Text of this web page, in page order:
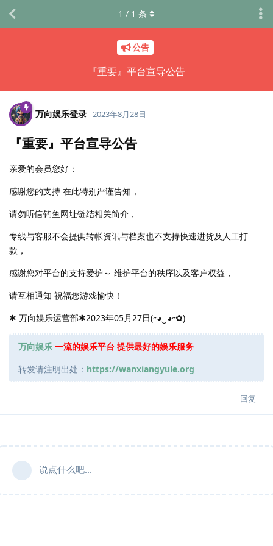
公告
『重要』平台宣导公告
1 / 1 条
万向娱乐登录 2023年8月28日
『重要』平台宣导公告
亲爱的会员您好：
感谢您的支持 在此特别严谨告知，
请勿听信钓鱼网址链结相关简介，
专线与客服不会提供转帐资讯与档案也不支持快速进货及人工打
款，
感谢您对平台的支持爱护～ 维护平台的秩序以及客户权益，
请互相通知 祝福您游戏愉快！
✱ 万向娱乐运营部✱2023年05月27日(˶◕‿◕˶✿)
万向娱乐 一流的娱乐平台 提供最好的娱乐服务
转发请注明出处： https://wanxiangyule.org
回复
说点什么吧...